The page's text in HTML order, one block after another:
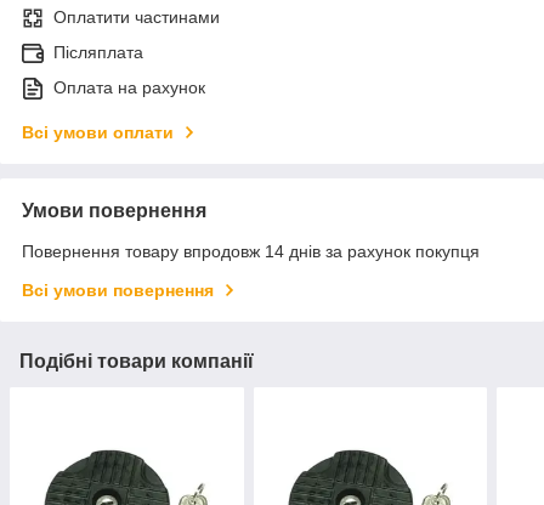
Оплатити частинами
Післяплата
Оплата на рахунок
Всі умови оплати
Умови повернення
Повернення товару впродовж 14 днів за рахунок покупця
Всі умови повернення
Подібні товари компанії